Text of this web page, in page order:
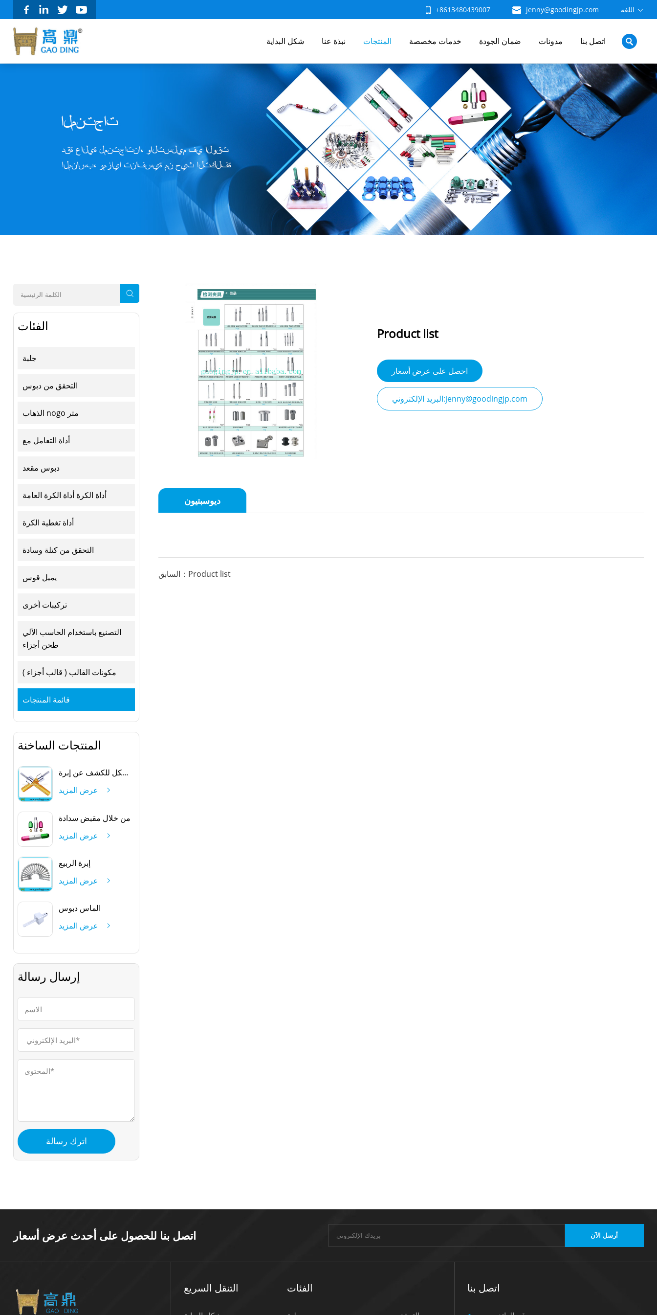
+8613480439007 jenny@goodingjp.com
شكل البداية نبذة عنا المنتجات خدمات مخصصة ضمان الجودة مدونات اتصل بنا
الفئات
جلبة
التحقق من دبوس
الذهاب nogo متر
أداة التعامل مع
دبوس مقعد
أداة الكرة أداة الكرة العامة
أداة تغطية الكرة
التحقق من كتلة وسادة
يميل قوس
تركيبات أخرى
التصنيع باستخدام الحاسب الآلي
طحن أجزاء
مكونات القالب ( قالب أجزاء )
قائمة المنتجات
المنتجات الساخنة
بيضاوي الشكل للكشف عن إبرة
عرض المزيد
من خلال مقبض سدادة
عرض المزيد
إبرة الربيع
عرض المزيد
الماس دبوس
عرض المزيد
إرسال رسالة
Product list
احصل على عرض أسعار
البريد الإلكتروني:jenny@goodingjp.com
ديوسبتيون
السابق：Product list
اتصل بنا للحصول على أحدث عرض أسعار أرسل الآن
التنقل السريع الفئات اتصل بنا